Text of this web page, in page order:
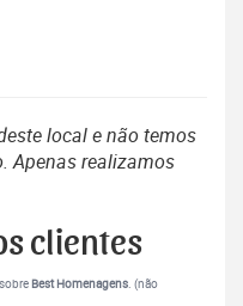
local e não temos
Apenas realizamos
clientes
Best Homenagens . (não